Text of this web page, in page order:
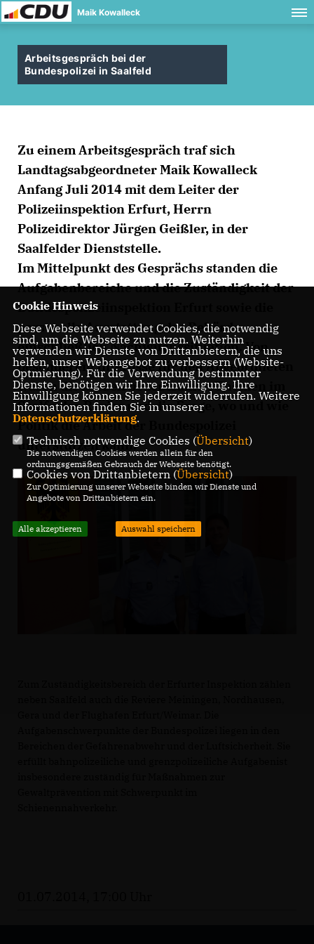
Maik Kowalleck
Arbeitsgespräch bei der
Bundespolizei in Saalfeld
Zu einem Arbeitsgespräch traf sich
Landtagsabgeordneter Maik Kowalleck
Anfang Juli 2014 mit dem Leiter der
Polizeiinspektion Erfurt, Herrn
Polizeidirektor Jürgen Geißler, in der
Saalfelder Dienststelle.
Im Mittelpunkt des Gesprächs standen die
Aufgabenbereiche und die Zuständigkeit der
Bundespolizeiinspektion Erfurt sowie die
personelle Ausstattung der Behörde
einschließlich Nachwuchssituation. Von
besonderem Interesse für den Abgeordneten
waren die aktuell bedeutsamen Themen im
Saalfelder Revier und die Frage, wo und wie
Politik die Arbeit der Bundespolizei
unterstützen kann.
Cookie Hinweis
Diese Webseite verwendet Cookies, die notwendig
sind, um die Webseite zu nutzen. Weiterhin
verwenden wir Dienste von Drittanbietern, die uns
helfen, unser Webangebot zu verbessern (Website-
Optmierung). Für die Verwendung bestimmter
Dienste, benötigen wir Ihre Einwilligung. Ihre
Einwilligung können Sie jederzeit widerrufen. Weitere
Informationen finden Sie in unserer
Datenschutzerklärung.
Technisch notwendige Cookies (Übersicht)
Die notwendigen Cookies werden allein für den
ordnungsgemäßen Gebrauch der Webseite benötigt.
Cookies von Drittanbietern (Übersicht)
Zur Optimierung unserer Webseite binden wir Dienste und
Angebote von Drittanbietern ein.
Alle akzeptieren Auswahl speichern